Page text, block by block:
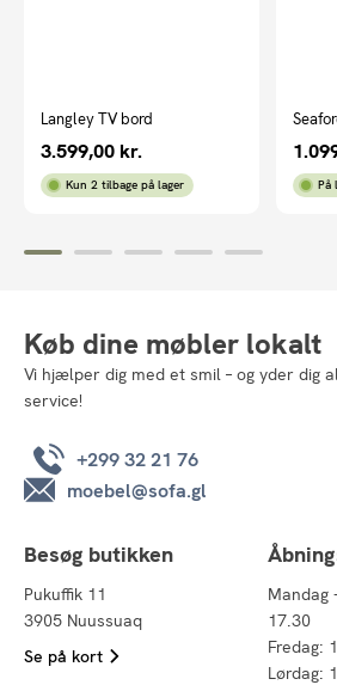
Langley TV bord
3.599,00 kr.
Kun 2 tilbage på lager På
Køb dine møbler lokalt
Vi hjælper dig med et smil – og yder dig
service!
+299 32 21 76
moebel@sofa.gl
Besøg butikken
Pukuffik 11
3905 Nuussuaq
Se på kort
Mandag
17.30
Fredag:
Lørdag: